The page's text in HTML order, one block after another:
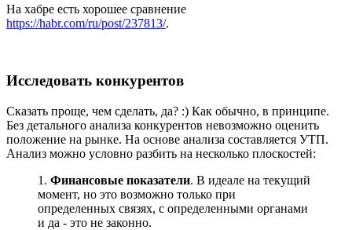
На хабре есть хорошее сравнение
https://habr.com/ru/post/237813/.
Исследовать конкурентов
Сказать проще, чем сделать, да? :) Как обычно, в принципе.
Без детального анализа конкурентов невозможно оценить
положение на рынке. На основе анализа составляется УТП.
Анализ можно условно разбить на несколько плоскостей:
1. Финансовые показатели. В идеале на текущий
момент, но это возможно только при
определенных связях, с определенными органами
и да - это не законно.